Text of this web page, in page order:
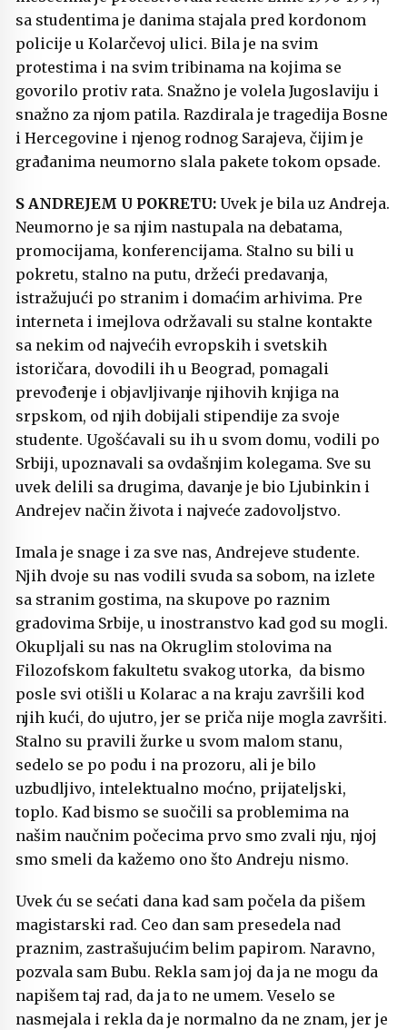
sa studentima je danima stajala pred kordonom
policije u Kolarčevoj ulici. Bila je na svim
protestima i na svim tribinama na kojima se
govorilo protiv rata. Snažno je volela Jugoslaviju i
snažno za njom patila. Razdirala je tragedija Bosne
i Hercegovine i njenog rodnog Sarajeva, čijim je
građanima neumorno slala pakete tokom opsade.
S ANDREJEM U POKRETU: Uvek je bila uz Andreja.
Neumorno je sa njim nastupala na debatama,
promocijama, konferencijama. Stalno su bili u
pokretu, stalno na putu, držeći predavanja,
istražujući po stranim i domaćim arhivima. Pre
interneta i imejlova održavali su stalne kontakte
sa nekim od najvećih evropskih i svetskih
istoričara, dovodili ih u Beograd, pomagali
prevođenje i objavljivanje njihovih knjiga na
srpskom, od njih dobijali stipendije za svoje
studente. Ugošćavali su ih u svom domu, vodili po
Srbiji, upoznavali sa ovdašnjim kolegama. Sve su
uvek delili sa drugima, davanje je bio Ljubinkin i
Andrejev način života i najveće zadovoljstvo.
Imala je snage i za sve nas, Andrejeve studente.
Njih dvoje su nas vodili svuda sa sobom, na izlete
sa stranim gostima, na skupove po raznim
gradovima Srbije, u inostranstvo kad god su mogli.
Okupljali su nas na Okruglim stolovima na
Filozofskom fakultetu svakog utorka, da bismo
posle svi otišli u Kolarac a na kraju završili kod
njih kući, do ujutro, jer se priča nije mogla završiti.
Stalno su pravili žurke u svom malom stanu,
sedelo se po podu i na prozoru, ali je bilo
uzbudljivo, intelektualno moćno, prijateljski,
toplo. Kad bismo se suočili sa problemima na
našim naučnim počecima prvo smo zvali nju, njoj
smo smeli da kažemo ono što Andreju nismo.
Uvek ću se sećati dana kad sam počela da pišem
magistarski rad. Ceo dan sam presedela nad
praznim, zastrašujućim belim papirom. Naravno,
pozvala sam Bubu. Rekla sam joj da ja ne mogu da
napišem taj rad, da ja to ne umem. Veselo se
nasmejala i rekla da je normalno da ne znam, jer je